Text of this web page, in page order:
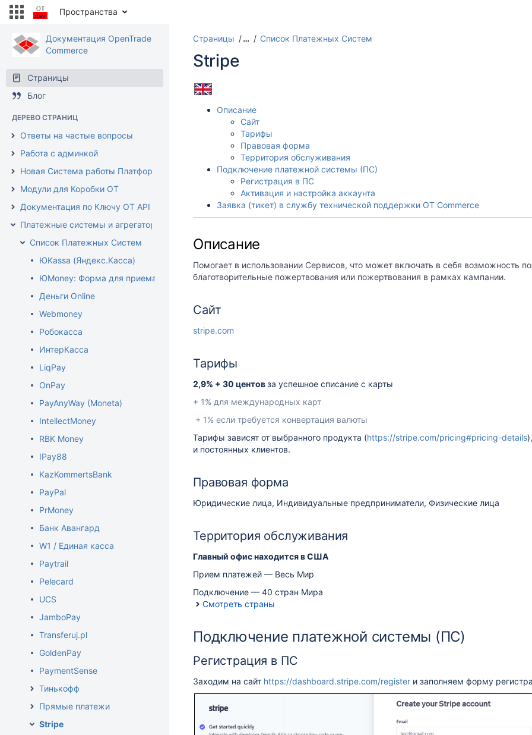
Пространства
Документация OpenTrade
Commerce
Страницы
Блог
ДЕРЕВО СТРАНИЦ
Ответы на частые вопросы
Работа с админкой
Новая Система работы Платформы ОТ
Модули для Коробки ОТ
Документация по Ключу ОТ API
Платежные системы и агрегаторы
Список Платежных Систем
ЮKassa (Яндекс.Касса)
ЮMoney: Форма для приема платежей (Яндекс.Деньги)
Деньги Online
Webmoney
Робокасса
ИнтерКасса
LiqPay
OnPay
PayAnyWay (Moneta)
IntellectMoney
RBK Money
IPay88
KazKommertsBank
PayPal
PrMoney
Банк Авангард
W1 / Единая касса
Paytrail
Pelecard
UCS
JamboPay
Transferuj.pl
GoldenPay
PaymentSense
Тинькофф
Прямые платежи
Stripe
Страницы … Список Платежных Систем
Stripe
Описание
Сайт
Тарифы
Правовая форма
Территория обслуживания
Подключение платежной системы (ПС)
Регистрация в ПС
Активация и настройка аккаунта
Заявка (тикет) в службу технической поддержки OT Commerce
Описание
Помогает в использовании Сервисов, что может включать в себя возможность
благотворительные пожертвования или пожертвования в рамках кампании.
Сайт
stripe.com
Тарифы
2,9% + 30 центовза успешное списание с карты
+ 1% для международных карт
+ 1% если требуется конвертация валюты
Тарифы зависят от выбранного продукта (https://stripe.com/pricing#pricing-details
и постоянных клиентов.
Правовая форма
Юридические лица, Индивидуальные предприниматели, Физические лица
Территория обслуживания
Главный офис находится в США
Прием платежей — Весь Мир
Подключение — 40 стран Мира
Смотреть страны
Подключение платежной системы (ПС)
Регистрация в ПС
Заходим на сайт https://dashboard.stripe.com/register и заполняем форму